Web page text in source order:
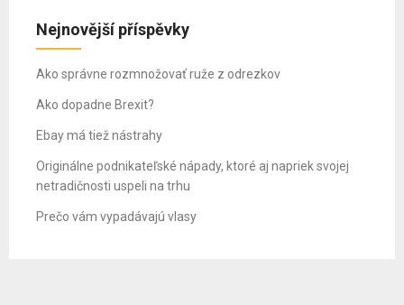
Nejnovější příspěvky
Ako správne rozmnožovať ruže z odrezkov
Ako dopadne Brexit?
Ebay má tiež nástrahy
Originálne podnikateľské nápady, ktoré aj napriek svojej
netradičnosti uspeli na trhu
Prečo vám vypadávajú vlasy